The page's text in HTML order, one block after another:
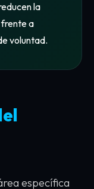
la
frente a
voluntad.
específica